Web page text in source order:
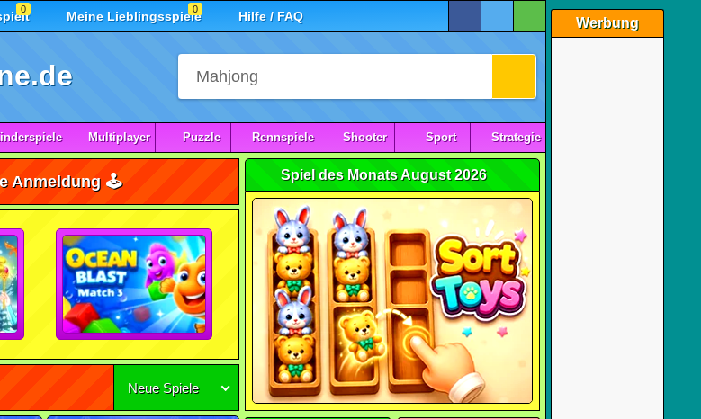
Werbung
0 Meine Lieblingsspiele
0 Hilfe / FAQ
Multiplayer Puzzle Rennspiele Shooter Sport Strategie
Anmeldung 🕹️
Neue Spiele
Spiel des Monats August 2026